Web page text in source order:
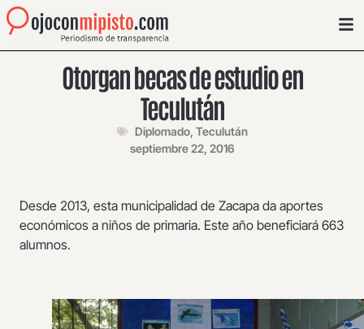
Otorgan becas de estudio en
Teculután
Diplomado, Teculután
septiembre 22, 2016
Desde 2013, esta municipalidad de Zacapa da aportes
económicos a niños de primaria. Este año beneficiará 663
alumnos.